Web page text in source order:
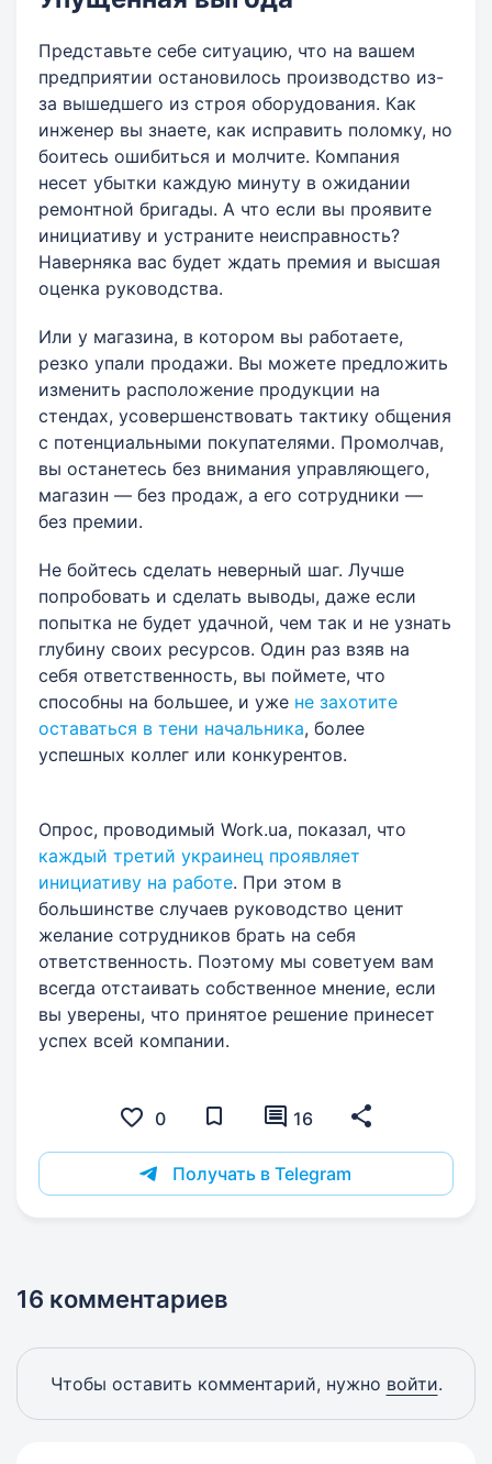
Представьте себе ситуацию, что на вашем
предприятии остановилось производство из-
за вышедшего из строя оборудования. Как
инженер вы знаете, как исправить поломку, но
боитесь ошибиться и молчите. Компания
несет убытки каждую минуту в ожидании
ремонтной бригады. А что если вы проявите
инициативу и устраните неисправность?
Наверняка вас будет ждать премия и высшая
оценка руководства.
Или у магазина, в котором вы работаете,
резко упали продажи. Вы можете предложить
изменить расположение продукции на
стендах, усовершенствовать тактику общения
с потенциальными покупателями. Промолчав,
вы останетесь без внимания управляющего,
магазин — без продаж, а его сотрудники —
без премии.
Не бойтесь сделать неверный шаг. Лучше
попробовать и сделать выводы, даже если
попытка не будет удачной, чем так и не узнать
глубину своих ресурсов. Один раз взяв на
себя ответственность, вы поймете, что
способны на большее, и уже не захотите
оставаться в тени начальника, более
успешных коллег или конкурентов.
Опрос, проводимый Work.ua, показал, что
каждый третий украинец проявляет
инициативу на работе. При этом в
большинстве случаев руководство ценит
желание сотрудников брать на себя
ответственность. Поэтому мы советуем вам
всегда отстаивать собственное мнение, если
вы уверены, что принятое решение принесет
успех всей компании.
0 16
Получать в Telegram
16 комментариев
Чтобы оставить комментарий, нужно войти.